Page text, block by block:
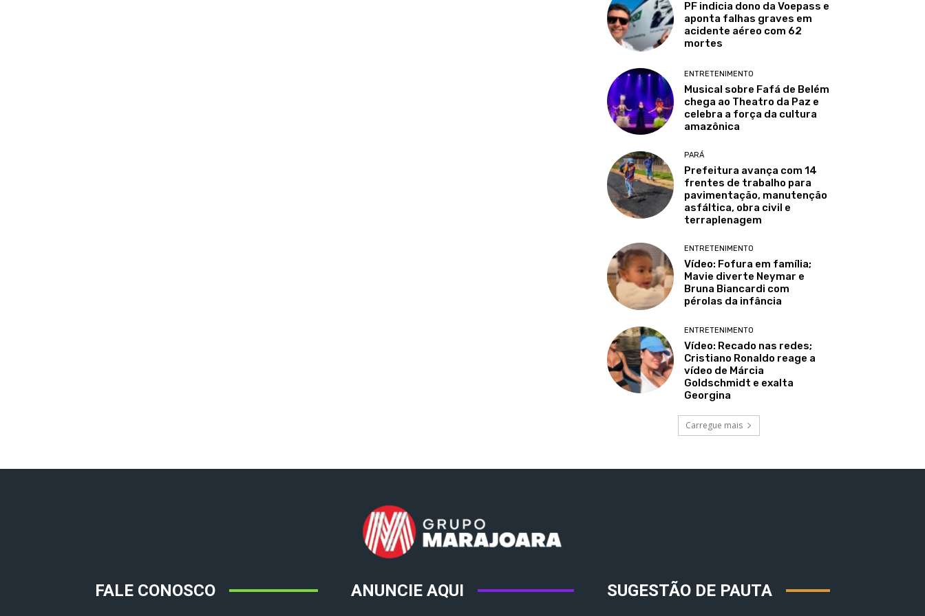
PF indicia dono da Voepass e
aponta falhas graves em
acidente aéreo com 62
mortes
ENTRETENIMENTO
Musical sobre Fafá de Belém
chega ao Theatro da Paz e
celebra a força da cultura
amazônica
PARÁ
Prefeitura avança com 14
frentes de trabalho para
pavimentação, manutenção
asfáltica, obra civil e
terraplenagem
ENTRETENIMENTO
Vídeo: Fofura em família;
Mavie diverte Neymar e
Bruna Biancardi com
pérolas da infância
ENTRETENIMENTO
Vídeo: Recado nas redes;
Cristiano Ronaldo reage a
vídeo de Márcia
Goldschmidt e exalta
Georgina
Carregue mais
FALE CONOSCO ANUNCIE AQUI SUGESTÃO DE PAUTA